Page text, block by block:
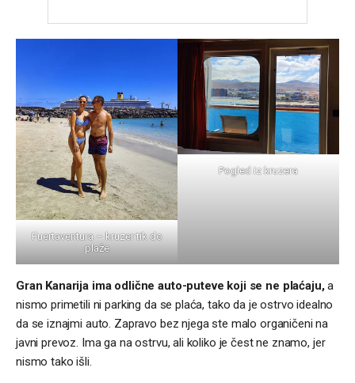
Fuertaventura – kruzer tik do
plaže
Pogled iz kruzera
Gran Kanarija ima odlične auto-puteve koji se ne plaćaju,a
nismo primetili ni parking da se plaća, tako da je ostrvo idealno
da se iznajmi auto. Zapravo bez njega ste malo organičeni na
javni prevoz. Ima ga na ostrvu, ali koliko je čest ne znamo, jer
nismo tako išli.